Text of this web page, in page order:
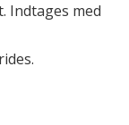
Indtages med